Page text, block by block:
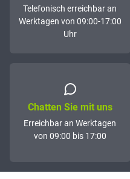
Telefonisch erreichbar an
Werktagen von 09:00-17:00
Uhr
Chatten Sie mit uns
Erreichbar an Werktagen
von 09:00 bis 17:00